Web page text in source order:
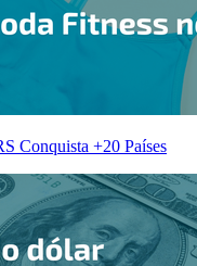
Conquista +20 Países